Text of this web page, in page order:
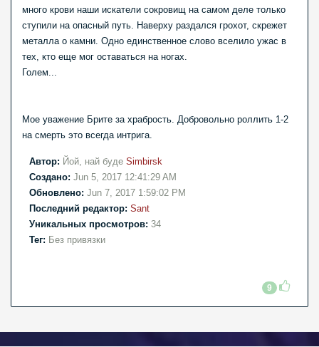
много крови наши искатели сокровищ на самом деле только
ступили на опасный путь. Наверху раздался грохот, скрежет
металла о камни. Одно единственное слово вселило ужас в
тех, кто еще мог оставаться на ногах.
Голем...
Мое уважение Брите за храбрость. Добровольно роллить 1-2
на смерть это всегда интрига.
Автор: Йой, най буде Simbirsk
Создано: Jun 5, 2017 12:41:29 AM
Обновлено: Jun 7, 2017 1:59:02 PM
Последний редактор: Sant
Уникальных просмотров: 34
Тег: Без привязки
9